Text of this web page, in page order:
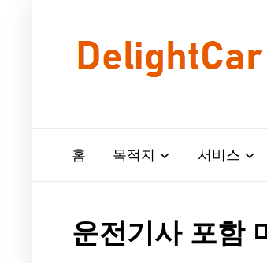
홈 목적지 서비스
운전기사 포함